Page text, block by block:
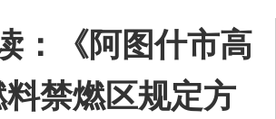
：《阿图什市高
禁燃区规定方